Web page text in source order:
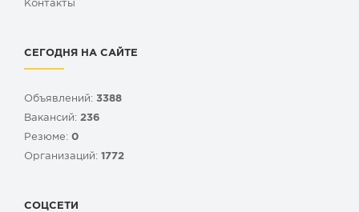
Контакты
СЕГОДНЯ НА САЙТЕ
Объявлений: 3388
Вакансий: 236
Резюме: 0
Организаций: 1772
СОЦСЕТИ